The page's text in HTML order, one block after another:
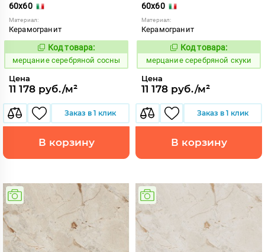
60x60
Материал:
Керамогранит
979472
Код товара:
мерцание серебряной сосны
Цена
11 178 руб./м²
Заказ в 1 клик
В корзину
60x60
Материал:
Керамогранит
979469
Код товара:
мерцание серебряной скуки
Цена
11 178 руб./м²
Заказ в 1 клик
В корзину